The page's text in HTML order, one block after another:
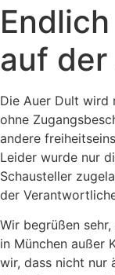
auf
Die Auer Dult wird
ohne
andere
Leider wurde nur
Schausteller
der
Wir begrüßen
in München außer
wir, dass nicht nur